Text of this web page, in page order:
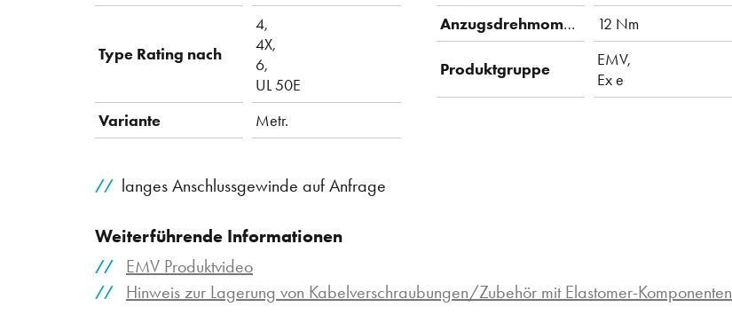
Type Rating nach
4,
4X,
6,
UL 50E
Variante
Metr.
Anzugsdrehmoment
12 Nm
Produktgruppe
EMV,
Ex e
langes Anschlussgewinde auf Anfrage
Weiterführende Informationen
EMV Produktvideo
Hinweis zur Lagerung von Kabelverschraubungen/Zubehör mit Elastomer-Komponenten